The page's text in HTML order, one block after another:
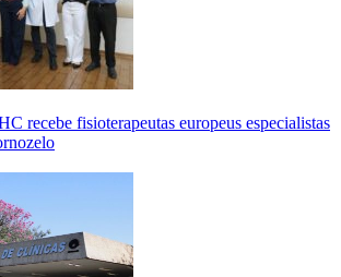
recebe fisioterapeutas europeus especialistas